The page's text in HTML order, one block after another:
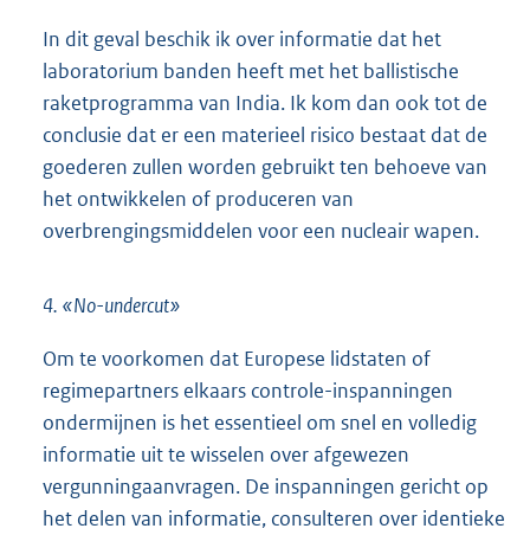
In dit geval beschik ik over informatie dat het
laboratorium banden heeft met het ballistische
raketprogramma van India. Ik kom dan ook tot de
conclusie dat er een materieel risico bestaat dat de
goederen zullen worden gebruikt ten behoeve van
het ontwikkelen of produceren van
overbrengingsmiddelen voor een nucleair wapen.
4. «No-undercut»
Om te voorkomen dat Europese lidstaten of
regimepartners elkaars controle-inspanningen
ondermijnen is het essentieel om snel en volledig
informatie uit te wisselen over afgewezen
vergunningaanvragen. De inspanningen gericht op
het delen van informatie, consulteren over identieke